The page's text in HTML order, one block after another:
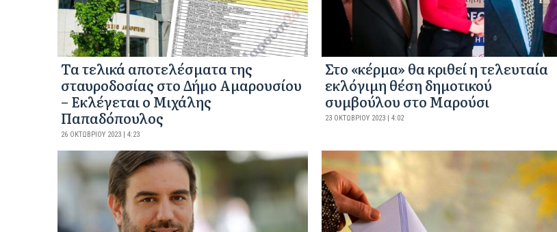
Τα τελικά αποτελέσματα της
σταυροδοσίας στο Δήμο Αμαρουσίου
– Εκλέγεται ο Μιχάλης
Παπαδόπουλος
26 ΟΚΤΩΒΡΊΟΥ 2023 | 4:23
Στο «κέρμα» θα κριθεί η τελευταία
εκλόγιμη θέση δημοτικού
συμβούλου στο Μαρούσι
23 ΟΚΤΩΒΡΊΟΥ 2023 | 4:02